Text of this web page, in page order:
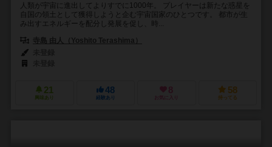
人類が宇宙に進出してよりすでに1000年。 プレイヤーは新たな惑星を
自国の領土として獲得しようと企む宇宙国家のひとつです。 都市が生
み出すエネルギーを配分し発展を促し、時...
寺島 由人（Yoshito Terashima）
21
興味あり
48
経験あり
8
お気に入り
58
持ってる